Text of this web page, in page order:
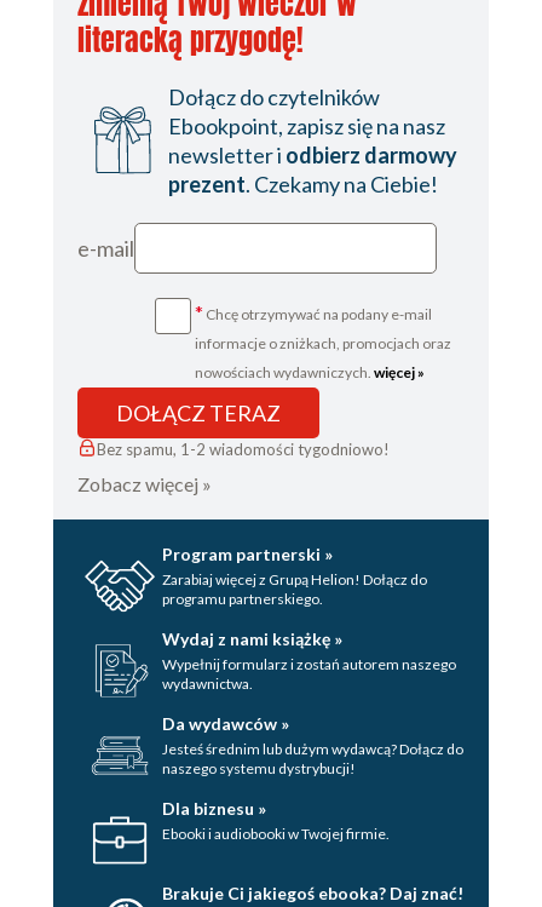
literacką przygodę!
Dołącz do czytelników
Ebookpoint, zapisz się na nasz
newsletter i odbierz darmowy
prezent. Czekamy na Ciebie!
e-mail
* Chcę otrzymywać na podany e-mail
informacje o zniżkach, promocjach oraz
nowościach wydawniczych. więcej »
DOŁĄCZ TERAZ
Bez spamu, 1-2 wiadomości tygodniowo!
Zobacz więcej »
Program partnerski »
Zarabiaj więcej z Grupą Helion! Dołącz do
programu partnerskiego.
Wydaj z nami książkę »
Wypełnij formularz i zostań autorem naszego
wydawnictwa.
Da wydawców »
Jesteś średnim lub dużym wydawcą? Dołącz do
naszego systemu dystrybucji!
Dla biznesu »
Ebooki i audiobooki w Twojej firmie.
Brakuje Ci jakiegoś ebooka? Daj znać!